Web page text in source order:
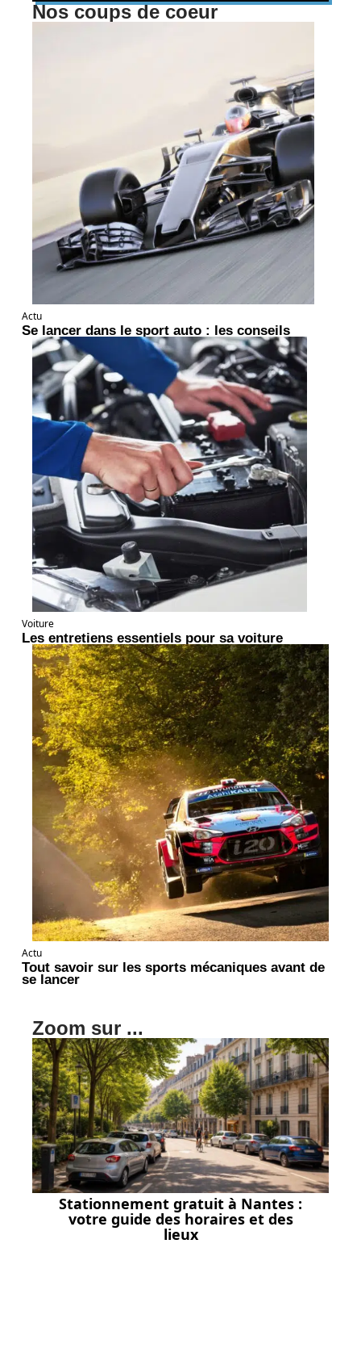
Nos coups de coeur
Actu
Se lancer dans le sport auto : les conseils
Voiture
Les entretiens essentiels pour sa voiture
Actu
Tout savoir sur les sports mécaniques avant de
se lancer
Zoom sur ...
Stationnement gratuit à Nantes :
votre guide des horaires et des
lieux